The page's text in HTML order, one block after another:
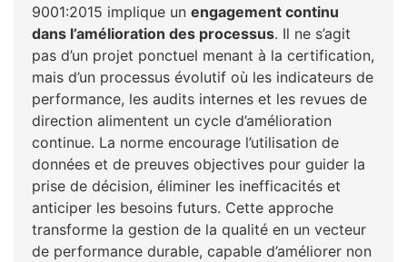
9001:2015 implique un engagement continu
dans l’amélioration des processus. Il ne s’agit
pas d’un projet ponctuel menant à la certification,
mais d’un processus évolutif où les indicateurs de
performance, les audits internes et les revues de
direction alimentent un cycle d’amélioration
continue. La norme encourage l’utilisation de
données et de preuves objectives pour guider la
prise de décision, éliminer les inefficacités et
anticiper les besoins futurs. Cette approche
transforme la gestion de la qualité en un vecteur
de performance durable, capable d’améliorer non